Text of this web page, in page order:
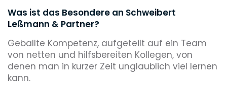
Was ist das Besondere an Schweibert
Leßmann & Partner?
Geballte Kompetenz, aufgeteilt auf ein Team
von netten und hilfsbereiten Kollegen, von
denen man in kurzer Zeit unglaublich viel lernen
kann.